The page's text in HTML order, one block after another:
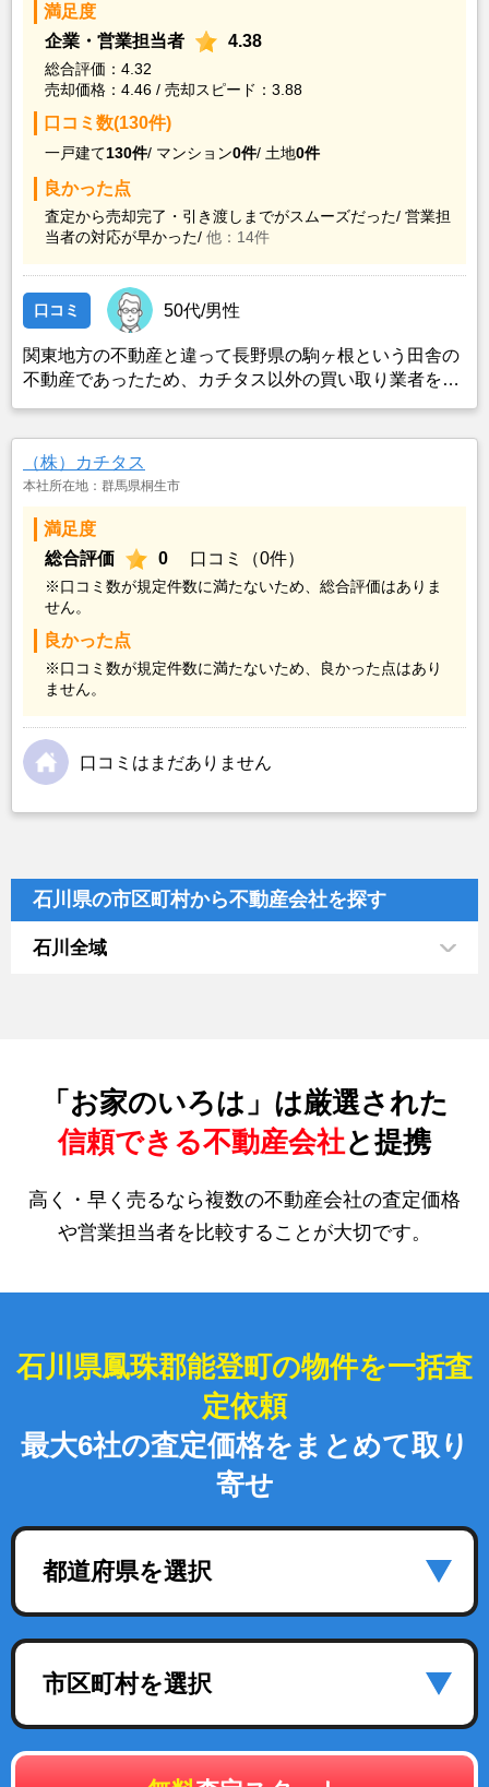
満足度
企業・営業担当者
4.38
総合評価：4.32
売却価格：4.46 / 売却スピード：3.88
口コミ数(130件)
一戸建て130件/ マンション0件/ 土地0件
良かった点
査定から売却完了・引き渡しまでがスムーズだった/ 営業担
当者の対応が早かった/ 他：14件
口コミ 50代/男性
関東地方の不動産と違って長野県の駒ヶ根という田舎の
不動産であったため、カチタス以外の買い取り業者をみ
も空き家の状態で不動産を残しておけないと考えて売却
を決めた。
（株）カチタス
本社所在地：群馬県桐生市
満足度
総合評価
0 口コミ（0件）
※口コミ数が規定件数に満たないため、総合評価はありま
せん。
良かった点
※口コミ数が規定件数に満たないため、良かった点はあり
ません。
口コミはまだありません
石川県の市区町村から不動産会社を探す
石川全域
「お家のいろは」は厳選された
信頼できる不動産会社と提携
高く・早く売るなら複数の不動産会社の査定価格
や営業担当者を比較することが大切です。
石川県鳳珠郡能登町の物件を一括査
定依頼
最大6社の査定価格をまとめて取り
寄せ
都道府県を選択
市区町村を選択